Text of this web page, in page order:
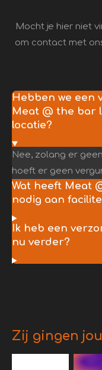
Mocht je hier niet
om contact met
Hebben we een
Meat @ the bar
locatie?
Nee, zolang er
hoeft er geen
Wat heeft Meat
nodig aan
Ik heb een
nu verder?
Zij gingen